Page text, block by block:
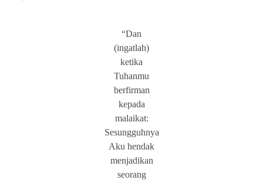
“Dan
(ingatlah)
ketika
Tuhanmu
berfirman
kepada
malaikat:
Sesungguhnya
Aku hendak
menjadikan
seorang